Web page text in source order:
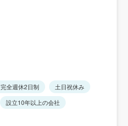
完全週休2日制
土日祝休み
設立10年以上の会社